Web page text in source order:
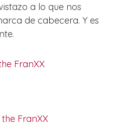
a lo que nos
de cabecera. Y es
FranXX
FranXX